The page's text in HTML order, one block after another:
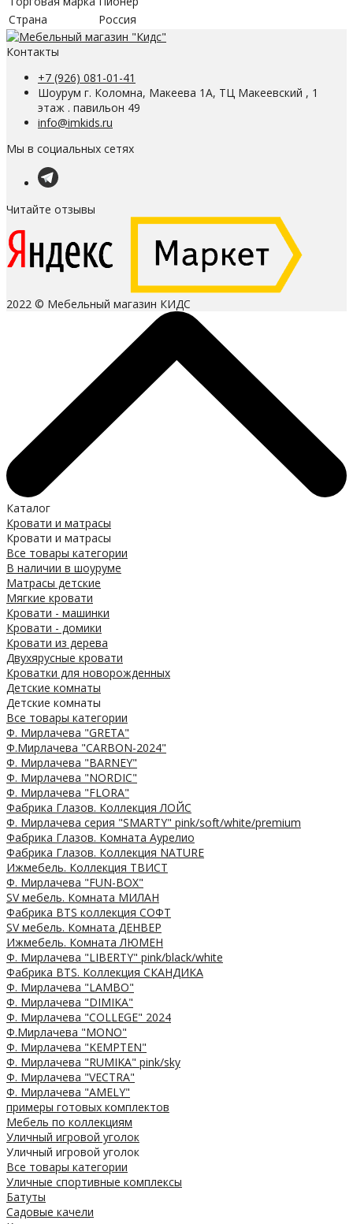
Страна
Россия
Контакты
+7 (926) 081-01-41
Шоурум г. Коломна, Макеева 1А, ТЦ Макеевский , 1
этаж . павильон 49
info@imkids.ru
Мы в социальных сетях
Читайте отзывы
2022 © Мебельный магазин КИДС
Каталог
Кровати и матрасы
Кровати и матрасы
Все товары категории
В наличии в шоуруме
Матрасы детские
Мягкие кровати
Кровати - машинки
Кровати - домики
Кровати из дерева
Двухярусные кровати
Кроватки для новорожденных
Детские комнаты
Детские комнаты
Все товары категории
Ф. Мирлачева "GRETA"
Ф.Мирлачева "CARBON-2024"
Ф. Мирлачева "BARNEY"
Ф. Мирлачева "NORDIC"
Ф. Мирлачева "FLORA"
Фабрика Глазов. Коллекция ЛОЙС
Ф. Мирлачева серия "SMARTY" pink/soft/white/premium
Фабрика Глазов. Комната Аурелио
Фабрика Глазов. Коллекция NATURE
Ижмебель. Коллекция ТВИСТ
Ф. Мирлачева "FUN-BOX"
SV мебель. Комната МИЛАН
Фабрика BTS коллекция СОФТ
SV мебель. Комната ДЕНВЕР
Ижмебель. Комната ЛЮМЕН
Ф. Мирлачева "LIBERTY" pink/black/white
Фабрика BTS. Коллекция СКАНДИКА
Ф. Мирлачева "LAMBO"
Ф. Мирлачева "DIMIKA"
Ф. Мирлачева "COLLEGE" 2024
Ф.Мирлачева "MONO"
Ф. Мирлачева "KEMPTEN"
Ф. Мирлачева "RUMIKA" pink/sky
Ф. Мирлачева "VECTRA"
Ф. Мирлачева "AMELY"
примеры готовых комплектов
Мебель по коллекциям
Уличный игровой уголок
Уличный игровой уголок
Все товары категории
Уличные спортивные комплексы
Батуты
Садовые качели